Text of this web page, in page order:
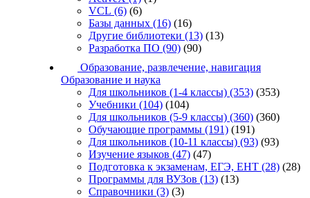
VCL (6) (6)
Базы данных (16) (16)
Другие библиотеки (13) (13)
Разработка ПО (90) (90)
Образование, развлечение, навигация
Образование и наука
Для школьников (1-4 классы) (353) (353)
Учебники (104) (104)
Для школьников (5-9 классы) (360) (360)
Обучающие программы (191) (191)
Для школьников (10-11 классы) (93) (93)
Изучение языков (47) (47)
Подготовка к экзаменам, ЕГЭ, ЕНТ (28) (28)
Программы для ВУЗов (13) (13)
Справочники (3) (3)